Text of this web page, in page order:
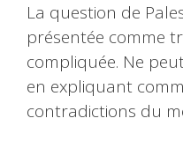
La question de
présentée comme
compliquée. Ne
en expliquant
contradictions du